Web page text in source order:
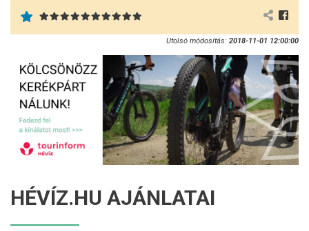
Utolsó módosítás: 2018-11-01 12:00:00
HÉVÍZ.HU AJÁNLATAI